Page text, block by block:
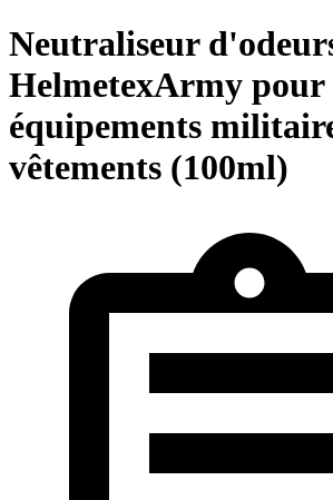
Neutraliseur
HelmetexArmy pour
équipements
vêtements (100ml)